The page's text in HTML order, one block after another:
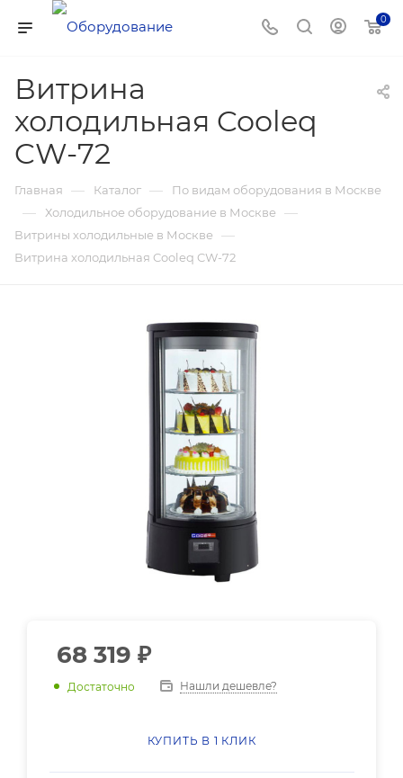
0
Витрина
холодильная Cooleq
CW-72
Главная — Каталог — По видам оборудования в Москве
— Холодильное оборудование в Москве —
Витрины холодильные в Москве —
Витрина холодильная Cooleq CW-72
68 319 ₽
Достаточно Нашли дешевле?
КУПИТЬ В 1 КЛИК